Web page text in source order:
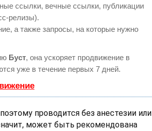
ссылки, вечные ссылки, публикации
релизы).
а также запросы, на которые нужно
Буст, она ускоряет продвижение в
уже в течение первых 7 дней.
проводится без анестезии или
может быть рекомендована